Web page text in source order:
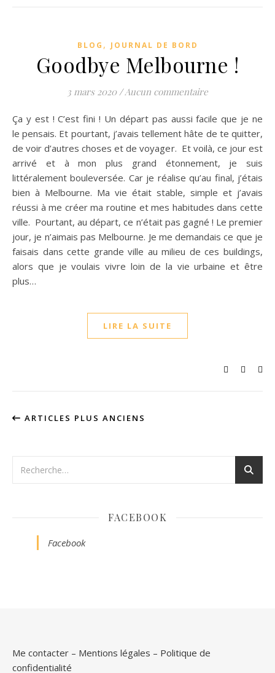
BLOG , JOURNAL DE BORD
Goodbye Melbourne !
3 mars 2020 /Aucun commentaire
Ça y est ! C’est fini ! Un départ pas aussi facile que je ne
le pensais. Et pourtant, j’avais tellement hâte de te quitter,
de voir d’autres choses et de voyager. Et voilà, ce jour est
arrivé et à mon plus grand étonnement, je suis
littéralement bouleversée. Car je réalise qu’au final, j’étais
bien à Melbourne. Ma vie était stable, simple et j’avais
réussi à me créer ma routine et mes habitudes dans cette
ville. Pourtant, au départ, ce n’était pas gagné ! Le premier
jour, je n’aimais pas Melbourne. Je me demandais ce que je
faisais dans cette grande ville au milieu de ces buildings,
alors que je voulais vivre loin de la vie urbaine et être
plus…
LIRE LA SUITE
ARTICLES PLUS ANCIENS
FACEBOOK
Facebook
Me contacter – Mentions légales – Politique de
confidentialité